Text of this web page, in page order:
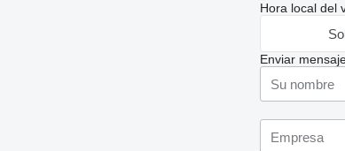
Hora local del
Enviar